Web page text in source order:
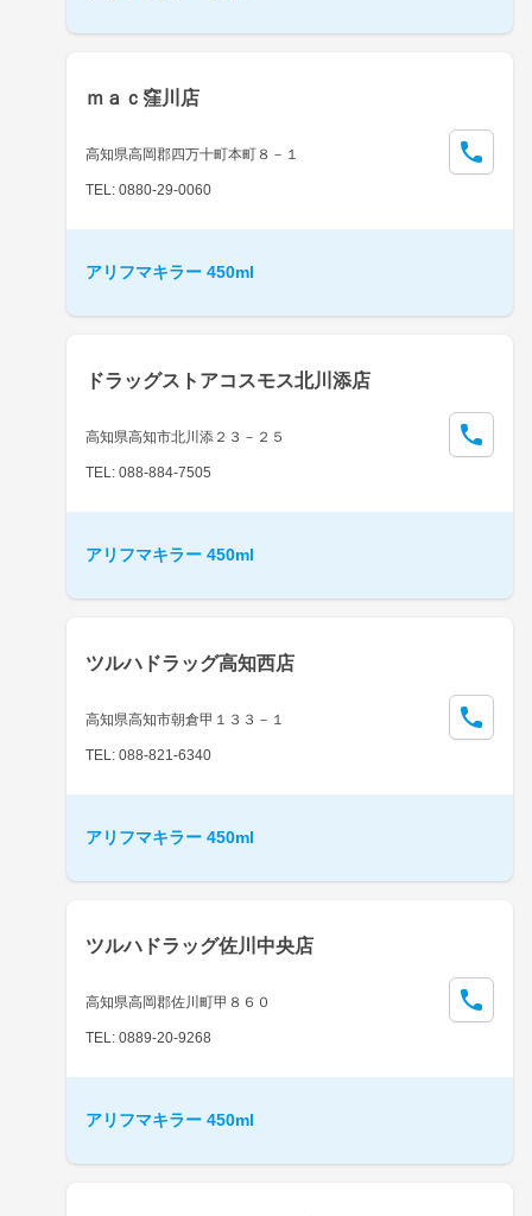
ｍａｃ窪川店
高知県高岡郡四万十町本町８－１
TEL: 0880-29-0060
アリフマキラー 450ml
ドラッグストアコスモス北川添店
高知県高知市北川添２３－２５
TEL: 088-884-7505
アリフマキラー 450ml
ツルハドラッグ高知西店
高知県高知市朝倉甲１３３－１
TEL: 088-821-6340
アリフマキラー 450ml
ツルハドラッグ佐川中央店
高知県高岡郡佐川町甲８６０
TEL: 0889-20-9268
アリフマキラー 450ml